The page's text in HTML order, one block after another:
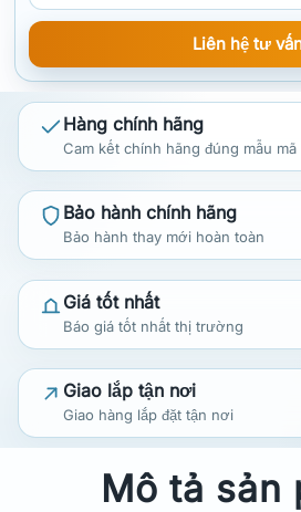
Liên hệ tư
Hàng chính hãng
Cam kết chính hãng đúng mẫu mã
Bảo hành chính hãng
Bảo hành thay mới hoàn toàn
Giá tốt nhất
Báo giá tốt nhất thị trường
Giao lắp tận nơi
Giao hàng lắp đặt tận nơi
Mô tả sản